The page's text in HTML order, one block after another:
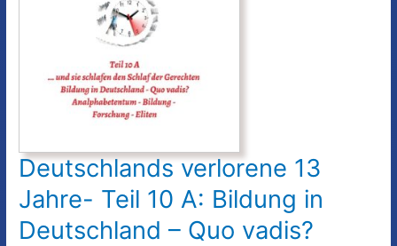
Erneuerung
Deutschlands verlorene 13
Jahre- Teil 10 A: Bildung in
Deutschland – Quo vadis?